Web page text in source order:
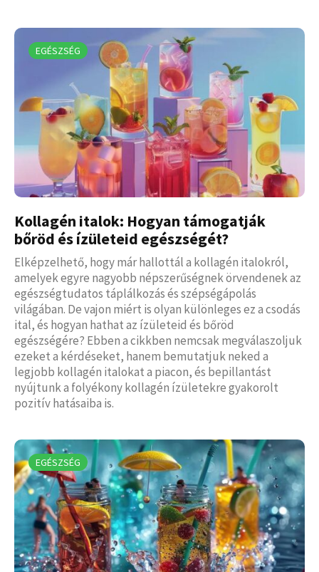
EGÉSZSÉG
Kollagén italok: Hogyan támogatják
bőröd és ízületeid egészségét?
Elképzelhető, hogy már hallottál a kollagén italokról,
amelyek egyre nagyobb népszerűségnek örvendenek az
egészségtudatos táplálkozás és szépségápolás
világában. De vajon miért is olyan különleges ez a csodás
ital, és hogyan hathat az ízületeid és bőröd
egészségére? Ebben a cikkben nemcsak megválaszoljuk
ezeket a kérdéseket, hanem bemutatjuk neked a
legjobb kollagén italokat a piacon, és bepillantást
nyújtunk a folyékony kollagén ízületekre gyakorolt
pozitív hatásaiba is.
EGÉSZSÉG